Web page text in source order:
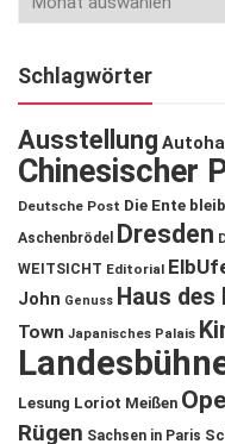
Schlagwörter
Ausstellung
Chinesischer
Deutsche Post Die Ente
Aschenbrödel
Dresden
WEITSICHT Editorial
John Genuss Haus des
Town Japanisches Palais
Lesung Loriot Meißen
Rügen Sachsen in Paris